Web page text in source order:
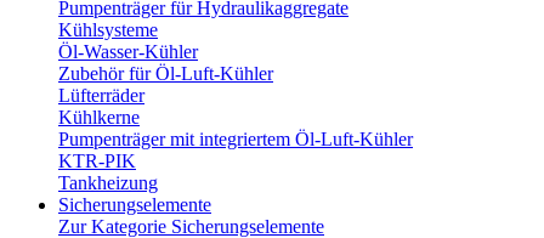
Pumpenträger für Hydraulikaggregate
Kühlsysteme
Öl-Wasser-Kühler
Zubehör für Öl-Luft-Kühler
Lüfterräder
Kühlkerne
Pumpenträger mit integriertem Öl-Luft-Kühler
KTR-PIK
Tankheizung
Sicherungselemente
Zur Kategorie Sicherungselemente